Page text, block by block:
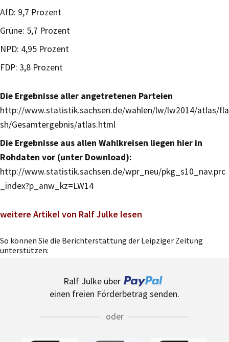
AfD: 9,7 Prozent
Grüne: 5,7 Prozent
NPD: 4,95 Prozent
FDP: 3,8 Prozent
Die Ergebnisse aller angetretenen Parteien
http://www.statistik.sachsen.de/wahlen/lw/lw2014/atlas/fla
sh/Gesamtergebnis/atlas.html
Die Ergebnisse aus allen Wahlkreisen liegen hier in
Rohdaten vor (unter Download):
http://www.statistik.sachsen.de/wpr_neu/pkg_s10_nav.prc
_index?p_anw_kz=LW14
weitere Artikel von Ralf Julke lesen
So können Sie die Berichterstattung der Leipziger Zeitung
unterstützen:
Ralf Julke über
einen freien Förderbetrag senden.
oder